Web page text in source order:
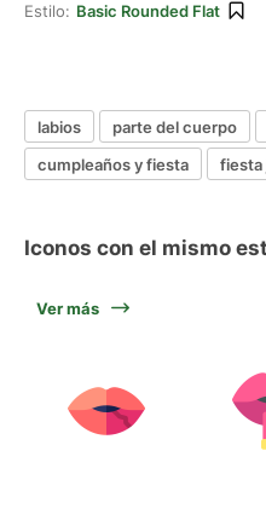
Estilo: Basic Rounded Flat
labios parte del cuerpo
cumpleaños y fiesta
fiesta
Iconos con el mismo
Ver más